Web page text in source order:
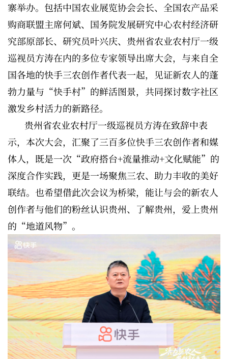
寨举办。包括中国农业展览协会会长、全国农产品采
购商联盟主席何斌、国务院发展研究中心农村经济研
究部原部长、研究员叶兴庆、贵州省农业农村厅一级
巡视员方涛在内的多位专家领导出席大会，与来自全
国各地的快手三农创作者代表一起，见证新农人的蓬
勃力量与“快手村”的鲜活图景，共同探讨数字社区
激发乡村活力的新路径。
贵州省农业农村厅一级巡视员方涛在致辞中表
示，本次大会，汇聚了三百多位快手三农创作者和媒
体人，既是一次“政府搭台+流量推动+文化赋能”的
深度合作实践，更是一场聚焦三农、助力丰收的美好
联结。也希望借此次会议为桥梁，能让与会的新农人
创作者与他们的粉丝认识贵州、了解贵州，爱上贵州
的“地道风物”。